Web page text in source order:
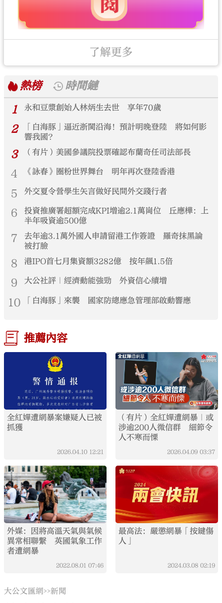
了解更多
熱榜
時間鏈
1
永和豆漿創始人林炳生去世 享年70歲
2
「白海豚」逼近浙閩沿海！預計明晚登陸 將如何影
響我國？
3 （有片）美國參議院投票確認布蘭奇任司法部長
4 《詠春》圈粉世界舞台 明年再次登陸香港
5 外交夏令營學生矢言做好民間外交踐行者
6
投資推廣署超額完成KPI增逾2.1萬崗位 丘應樺：上
半年吸資逾500億
7
去年逾3.1萬外國人申請留港工作簽證 羅奇抹黑論
被打臉
8 港IPO首七月集資額3282億 按年飆1.5倍
9 大公社評｜經濟動能強勁 外資信心續增
10 「白海豚」來襲 國家防總應急管理部啟動響應
推薦內容
全紅嬋遭網暴案嫌疑人已被
抓獲
2026.04.10 12:21
（有片）全紅嬋遭網暴｜或
涉逾200人微信群 細節令
人不寒而慄
2026.04.09 03:37
外媒：因將高溫天氣與氣候
異常相聯繫 英國氣象工作
者遭網暴
2022.08.01 07:46
最高法：嚴懲網暴「按鍵傷
人」
2024.03.08 02:19
大公文匯網>>新聞